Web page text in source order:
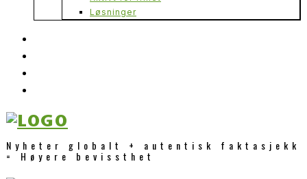
Løsninger
Nyheter globalt + autentisk faktasjekk
= Høyere bevissthet